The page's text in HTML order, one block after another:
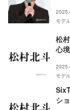
モデ
松
心
モデ
シ